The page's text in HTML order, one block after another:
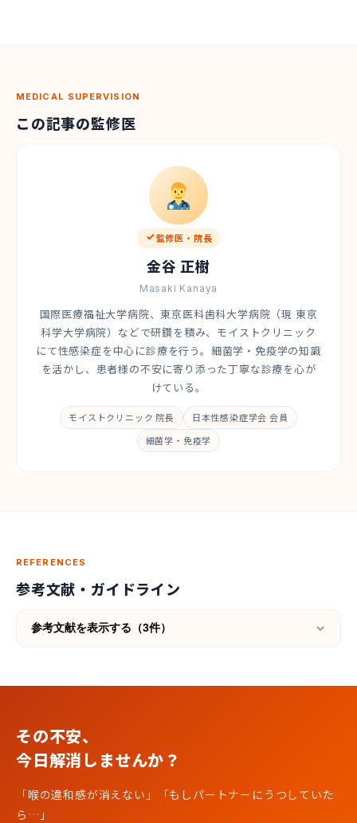
MEDICAL SUPERVISION
この記事の監修医
監修医・院長
金谷 正樹
Masaki Kanaya
国際医療福祉大学病院、東京医科歯科大学病院（現 東京
科学大学病院）などで研鑽を積み、モイストクリニック
にて性感染症を中心に診療を行う。細菌学・免疫学の知識
を活かし、患者様の不安に寄り添った丁寧な診療を心が
けている。
モイストクリニック 院長
日本性感染症学会 会員
細菌学・免疫学
REFERENCES
参考文献・ガイドライン
参考文献を表示する（3件）
厚生労働省 性感染症ページ
国立健康危機管理研究機構「尿道・咽頭のクラミジア・淋菌感
染」
尿道・咽頭感染の解説ページ
その不安、
今日解消しませんか？
「喉の違和感が消えない」「もしパートナーにうつしていた
ら…」